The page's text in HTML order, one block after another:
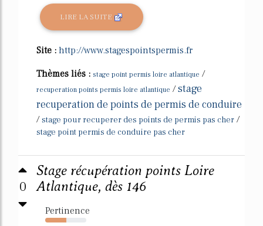
LIRE LA SUITE
Site : http://www.stagespointspermis.fr
Thèmes liés : stage point permis loire atlantique /
recuperation points permis loire atlantique /stage
recuperation de points de permis de conduire
/stage pour recuperer des points de permis pas cher /
stage point permis de conduire pas cher
0
Stage récupération points Loire
Atlantique, dès 146
Pertinence